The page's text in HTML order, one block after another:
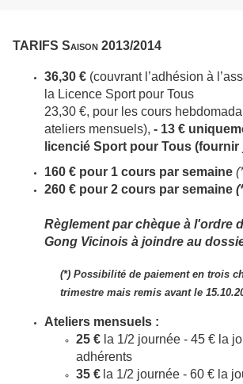
TARIFS Saison 2013/2014
36,30 € (couvrant l’adhésion à
la Licence Sport pour Tous
23,30 €, pour les cours
ateliers mensuels), - 13 €
licencié Sport pour Tous
160 € pour 1 cours par semaine
260 € pour 2 cours par semaine
Règlement par chèque à l'ordre
Gong Vicinois à joindre au
(*) Possibilité de paiement en trois
trimestre mais remis avant le
Ateliers mensuels :
25 € la 1/2 journée - 45 € la
adhérents
35 € la 1/2 journée - 60 € la